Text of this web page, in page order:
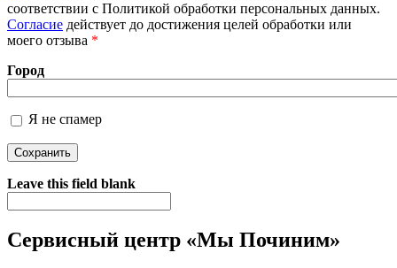
Более подробная информация о текстовых форматах
соответствии с Политикой обработки персональных данных.
Согласие действует до достижения целей обработки или
моего отзыва *
Город
Я не спамер
Я спамер
Leave this field blank
Сервисный центр «Мы Починим»